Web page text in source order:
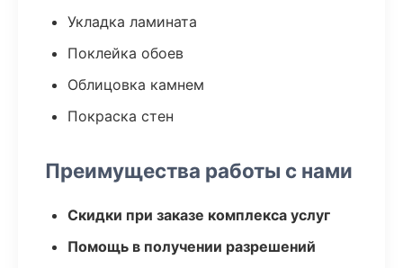
Укладка ламината
Поклейка обоев
Облицовка камнем
Покраска стен
Преимущества работы с нами
Скидки при заказе комплекса услуг
Помощь в получении разрешений